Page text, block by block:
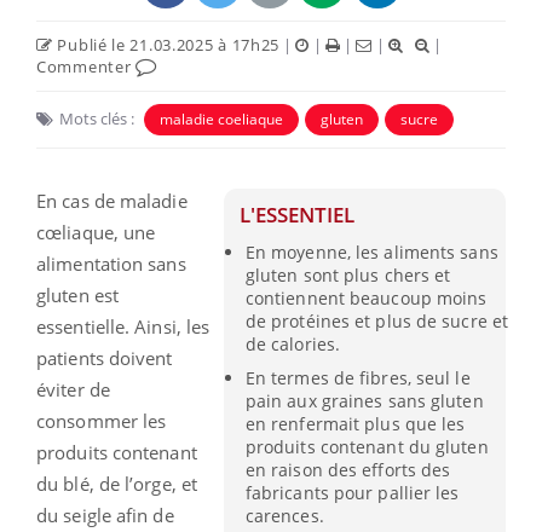
Publié le 21.03.2025 à 17h25 | | | |
|
Commenter
Mots clés : maladie coeliaque gluten sucre
L'ESSENTIEL
En moyenne, les aliments sans
gluten sont plus chers et
contiennent beaucoup moins
de protéines et plus de sucre et
de calories.
En termes de fibres, seul le
pain aux graines sans gluten
en renfermait plus que les
produits contenant du gluten
en raison des efforts des
fabricants pour pallier les
carences.
En cas de maladie
cœliaque, une
alimentation sans
gluten est
essentielle. Ainsi, les
patients doivent
éviter de
consommer les
produits contenant
du blé, de l’orge, et
du seigle afin de